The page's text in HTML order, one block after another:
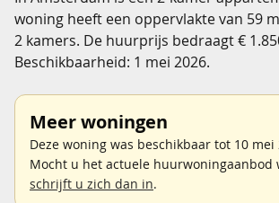
woning heeft een oppervlakte van 59 m
2 kamers. De huurprijs bedraagt €
Beschikbaarheid: 1 mei 2026.
Meer woningen
Deze woning was beschikbaar tot 10 mei
Mocht u het actuele huurwoningaanbod
schrijft u zich dan in.